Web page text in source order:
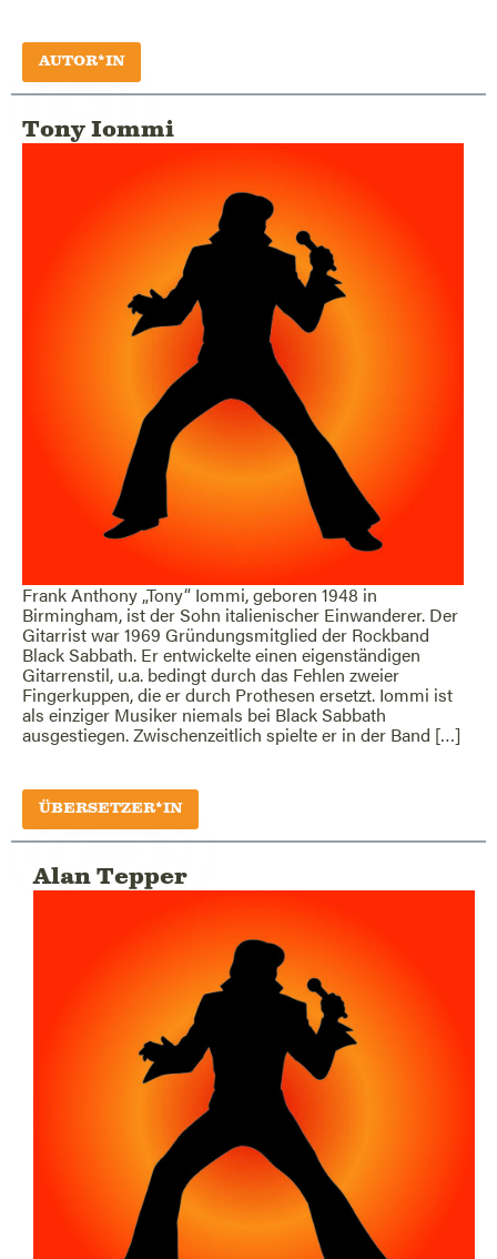
AUTOR*IN
Tony Iommi
Frank Anthony „Tony“ Iommi, geboren 1948 in
Birmingham, ist der Sohn italienischer Einwanderer. Der
Gitarrist war 1969 Gründungsmitglied der Rockband
Black Sabbath. Er entwickelte einen eigenständigen
Gitarrenstil, u.a. bedingt durch das Fehlen zweier
Fingerkuppen, die er durch Prothesen ersetzt. Iommi ist
als einziger Musiker niemals bei Black Sabbath
ausgestiegen. Zwischenzeitlich spielte er in der Band […]
ÜBERSETZER*IN
Alan Tepper